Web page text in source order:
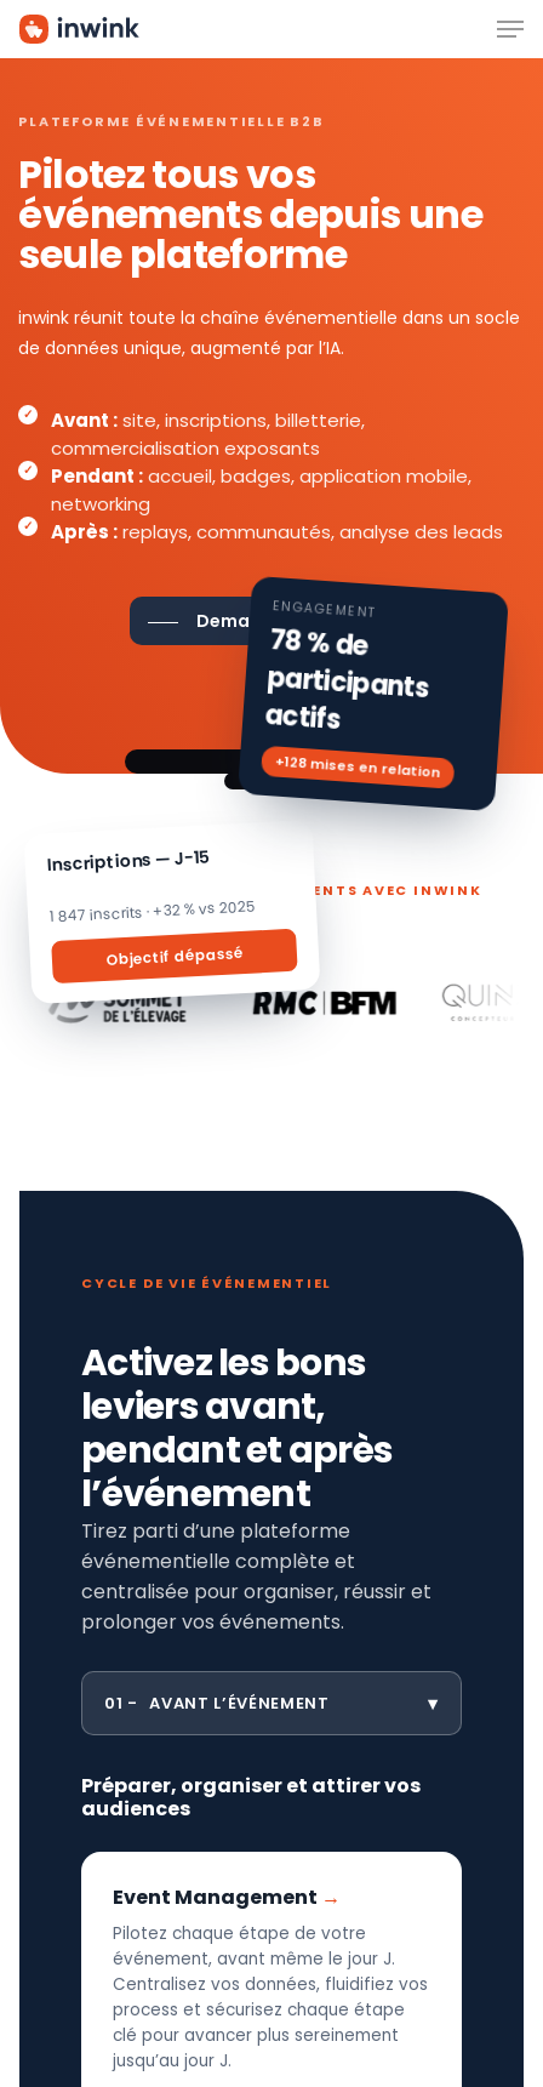
Skip
PLATEFORME ÉVÉNEMENTIELLE B2B
Pilotez tous vos
événements depuis une
seule plateforme
inwink réunit toute la chaîne événementielle dans un socle
de données unique, augmenté par l’IA.
Avant :site, inscriptions, billetterie,
commercialisation exposants
Pendant :accueil, badges, application mobile,
networking
Après :replays, communautés, analyse des leads
Demander une démo
Inscriptions — J-15
1 847 inscrits · +32 % vs 2025
Objectif dépassé
ENGAGEMENT
78 % de
participants
actifs
+128 mises en relation
ILS PILOTENT LEURS ÉVÉNEMENTS AVEC INWINK
CYCLE DE VIE ÉVÉNEMENTIEL
Activez les bons
leviers avant,
pendant et après
l’événement
Tirez parti d’une plateforme
événementielle complète et
centralisée pour organiser, réussir et
prolonger vos événements.
01 AVANT L’ÉVÉNEMENT
Préparer, organiser et attirer vos
audiences
Event Management
Pilotez chaque étape de votre
événement, avant même le jour J.
Centralisez vos données, fluidifiez vos
process et sécurisez chaque étape
clé pour avancer plus sereinement
jusqu’au jour J.